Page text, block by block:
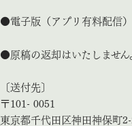
●電子版（アプリ有料配信
●原稿の返却はいたしませ
〔送付先〕
〒101- 0051
東京都千代田区神田神保町